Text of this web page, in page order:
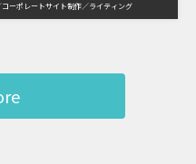
コーポレートサイト制作 ライティング